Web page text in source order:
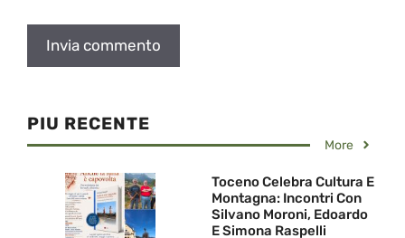
PIU RECENTE
More
Toceno Celebra Cultura E
Montagna: Incontri Con
Silvano Moroni, Edoardo
E Simona Raspelli